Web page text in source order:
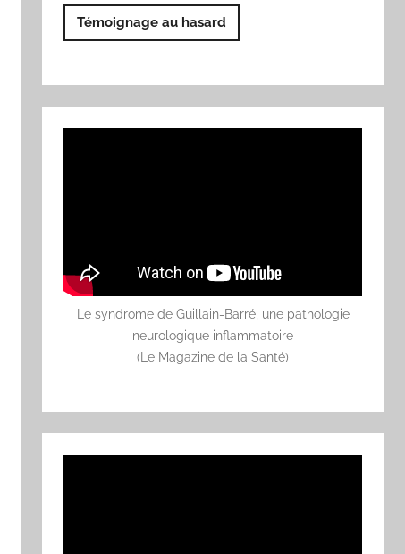
Témoignage au hasard
Le syndrome de Guillain-Barré, une pathologie
neurologique inflammatoire
(Le Magazine de la Santé)